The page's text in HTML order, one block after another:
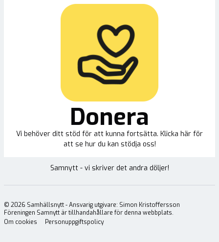
Donera
Vi behöver ditt stöd för att kunna fortsätta. Klicka här för
att se hur du kan stödja oss!
Samnytt - vi skriver det andra döljer!
© 2026 Samhällsnytt - Ansvarig utgivare: Simon Kristoffersson
Föreningen Samnytt är tillhandahållare för denna webbplats.
Om cookies
Personuppgiftspolicy